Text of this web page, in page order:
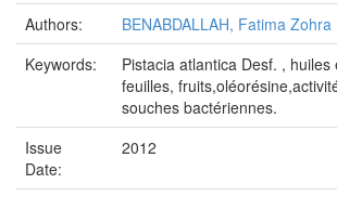
Authors:
BENABDALLAH, Fatima Zohra
Keywords:
Pistacia atlantica Desf. , huiles
feuilles,
souches bactériennes.
Issue
Date:
2012